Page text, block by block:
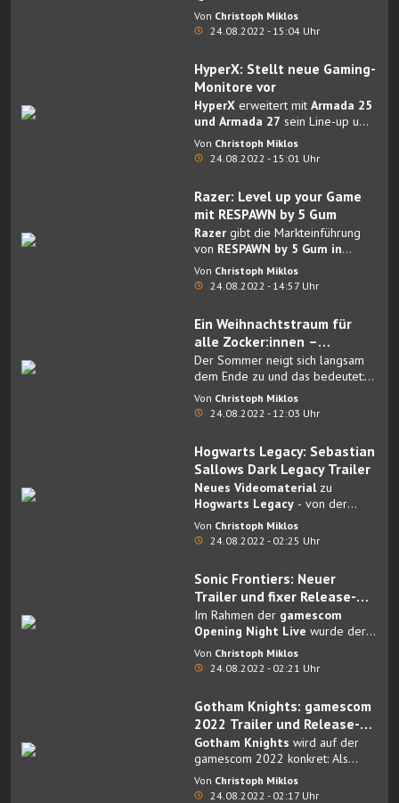
Wireless
Von Christoph Miklos
24.08.2022 - 15:04 Uhr
HyperX: Stellt neue Gaming-
Monitore vor
HyperX erweitert mit Armada 25
und Armada 27 sein Line-up um
zweiGaming-Monitore
Von Christoph Miklos
24.08.2022 - 15:01 Uhr
Razer: Level up your Game
mit RESPAWN by 5 Gum
Razer gibt die Markteinführung
von RESPAWN by 5 Gum in
Deutschland und
Großbritannienbekannt.
Von Christoph Miklos
24.08.2022 - 14:57 Uhr
Ein Weihnachtstraum für
alle Zocker:innen –
Gamewarez präsentiert
seinen ersten
Adventskalender für
PlayStation-Fans
Der Sommer neigt sich langsam
dem Ende zu und das bedeutet:
Die Weihnachtszeit lässt nicht
mehr lange auf sich warten.
Von Christoph Miklos
24.08.2022 - 12:03 Uhr
Hogwarts Legacy: Sebastian
Sallows Dark Legacy Trailer
Neues Videomaterialzu
Hogwarts Legacy - von der
Gamescom Opening Night Live.
Von Christoph Miklos
24.08.2022 - 02:25 Uhr
Sonic Frontiers: Neuer
Trailer und fixer Release-
Termin
Im Rahmen der gamescom
Opening Night Live wurde der
8. November als Release-Termin
fürSonic Frontiers hochoffiziell
Von Christoph Miklos
24.08.2022 - 02:21 Uhr
Gotham Knights: gamescom
2022 Trailer und Release-
Termin
Gotham Knights wird auf der
gamescom 2022 konkret: Als
Release wurde der
2022 festgelegt.
Von Christoph Miklos
24.08.2022 - 02:17 Uhr